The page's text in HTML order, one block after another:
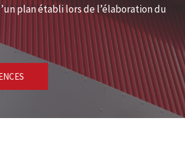
plan établi lors de l’élaboration du